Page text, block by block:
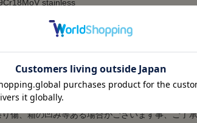
stainless
60HRC
：Caged Ceramic Ball Bearing
G-10
ブス】■ 「アエテリス」 【9Cr18MoV】【フリ
傷、箱の凹み等ある場合がございます事、ご了